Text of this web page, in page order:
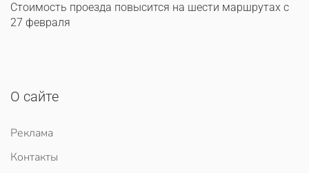
Стоимость проезда повысится на шести маршрутах с
27 февраля
О сайте
Реклама
Контакты